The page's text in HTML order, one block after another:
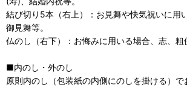
結び切り5本（右上）：お見舞や快気祝いに用
御見舞等。
仏のし（右下）：お悔みに用いる場合、志、粗
■内のし・外のし
原則内のし（包装紙の内側にのしを掛ける）